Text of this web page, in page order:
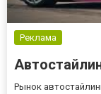
Реклама
Рынок